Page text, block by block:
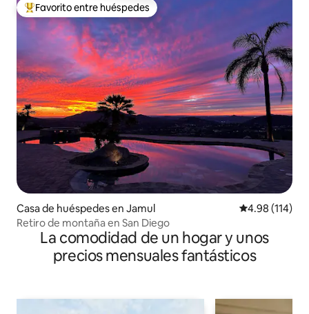
De los mejores en Favorito entre huéspedes
Favorito entre huéspedes
Casa de huéspedes en Jamul Calificación
4.98 (114)
Retiro de montaña en San Diego
La comodidad de un hogar y unos
precios mensuales fantásticos